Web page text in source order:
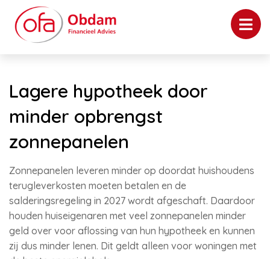
Lagere hypotheek door
minder opbrengst
zonnepanelen
Zonnepanelen leveren minder op doordat huishoudens
terugleverkosten moeten betalen en de
salderingsregeling in 2027 wordt afgeschaft. Daardoor
houden huiseigenaren met veel zonnepanelen minder
geld over voor aflossing van hun hypotheek en kunnen
zij dus minder lenen. Dit geldt alleen voor woningen met